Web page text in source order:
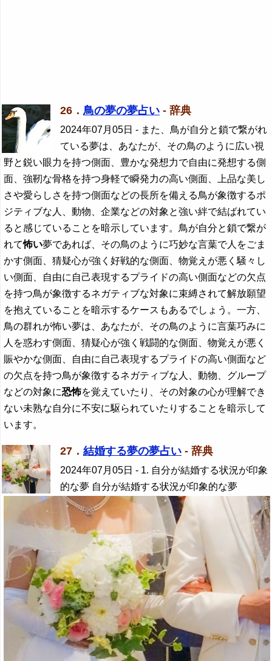
26． 鳥の夢の夢占い - 辞典
2024年07月05日 - また、鳥が自分と鎖で繋がれ
ている夢は、あなたが、その鳥のように広い視
野と鋭い眼力を持つ側面、豊かな発想力で自由に発想する側
面、強靭な骨格を持つ身軽で瞬発力の高い側面、上品な美し
さや愛らしさを持つ側面などの長所を備える鳥が象徴するポ
ジティブな人、動物、企業などの対象と強い絆で結ばれてい
ると感じていることを暗示しています。鳥が自分と鎖で繋が
れて怖い夢であれば、その鳥のように巧妙な言葉で人をごま
かす側面、猜疑心が強く好戦的な側面、物覚えが悪く騒々し
い側面、自由に自己表現するプライドの高い側面などの欠点
を持つ鳥が象徴するネガティブな対象に束縛されて解放願望
を抱えていることを暗示するケースもあるでしょう。一方、
鳥の群れが怖い夢は、あなたが、その鳥のように言葉巧みに
人を惑わす側面、猜疑心が強く戦闘的な側面、物覚えが悪く
賑やかな側面、自由に自己表現するプライドの高い側面など
の欠点を持つ鳥が象徴するネガティブな人、動物、グループ
などの対象に恐怖を覚えていたり、その対象の心が理解でき
ない未熟な自分に不安に駆られていたりすることを暗示して
います。
27． 結婚する夢の夢占い - 辞典
2024年07月05日 - 1. 自分が結婚する状況が印象
的な夢 自分が結婚する状況が印象的な夢